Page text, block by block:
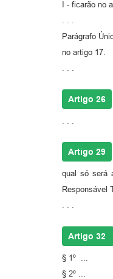
I - ficarão no
Parágrafo
no artigo 17.
Artigo 26
Artigo 29
qual só será
Responsável
Artigo 32
§ 1º ...
§ 2º ...